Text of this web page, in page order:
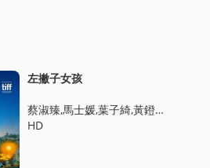
左撇子女孩
蔡淑臻,馬士媛,葉子綺,黃鐙煇,陳慕義,張允曦,趙心妍,夏騰宏,林嫣
HD